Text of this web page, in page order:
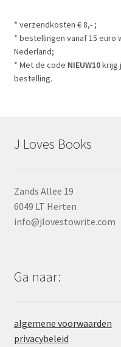
* verzendkosten € 8,- ;
* bestellingen vanaf 15 euro
Nederland;
* Met de code NIEUW10krijg
bestelling.
J Loves Books
Zands Allee 19
6049 LT Herten
info@jlovestowrite.com
Ga naar:
algemene voorwaarden
privacybeleid